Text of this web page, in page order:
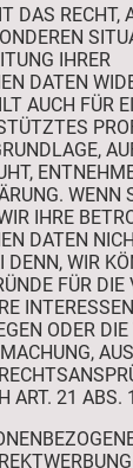
DAS RECHT,
IHRER
DATEN
AUCH FÜR
WENN
IHRE
DATEN
DENN, WIR
FÜR DIE
ODER
ART. 21 ABS.